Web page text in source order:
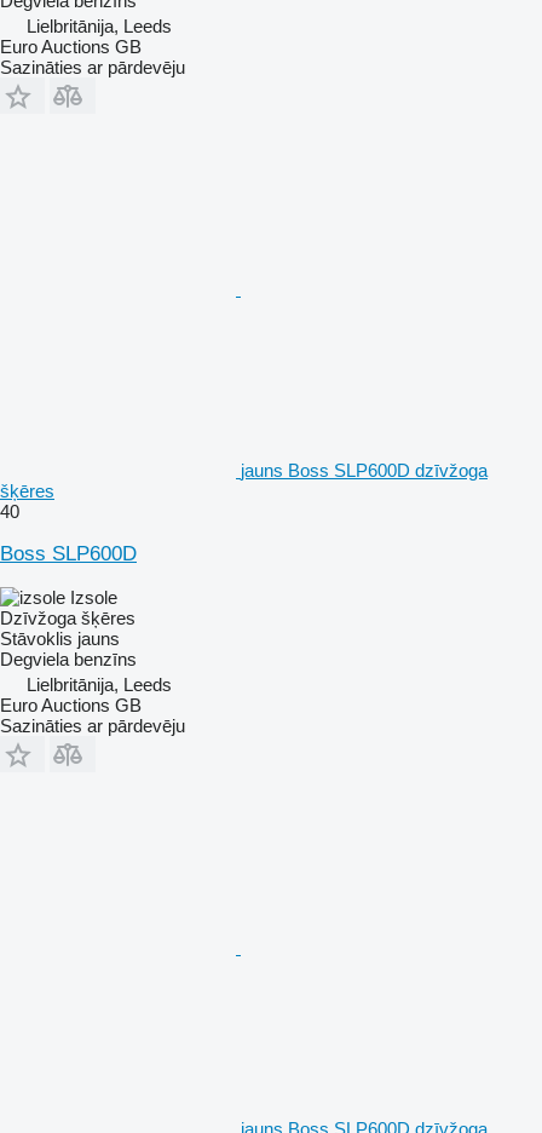
Lielbritānija, Leeds
Euro Auctions GB
Sazināties ar pārdevēju
jauns Boss SLP600D dzīvžoga
šķēres
40
Boss SLP600D
Izsole
Dzīvžoga šķēres
Stāvoklis jauns
Degviela benzīns
Lielbritānija, Leeds
Euro Auctions GB
Sazināties ar pārdevēju
jauns Boss SLP600D dzīvžoga